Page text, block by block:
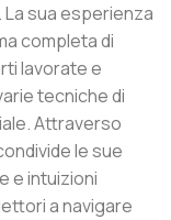
sua esperienza
completa di
lavorate e
tecniche di
Attraverso
le sue
e intuizioni
a navigare